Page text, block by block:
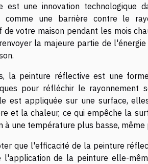
est une innovation technologique
comme une barrière contre le
de votre maison pendant les mois
la majeure partie de
la peinture réflective est une
pour réfléchir le rayonnement
est appliquée sur une surface,
et la chaleur, ce qui empêche la
à une température plus basse,
que l'efficacité de la peinture
l'application de la peinture elle-